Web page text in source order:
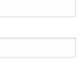
сайту в цьому